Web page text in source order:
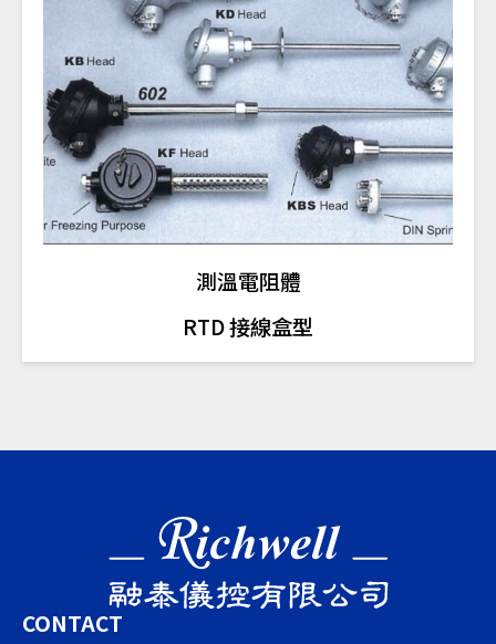
測溫電阻體
RTD 接線盒型
CONTACT